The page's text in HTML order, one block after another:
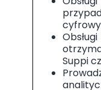
Suppi